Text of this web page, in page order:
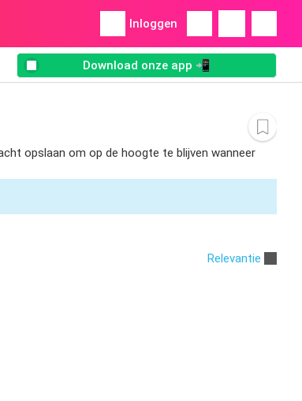
Inloggen
Download onze app 📲
opslaan om op de hoogte te blijven wanneer
Relevantie